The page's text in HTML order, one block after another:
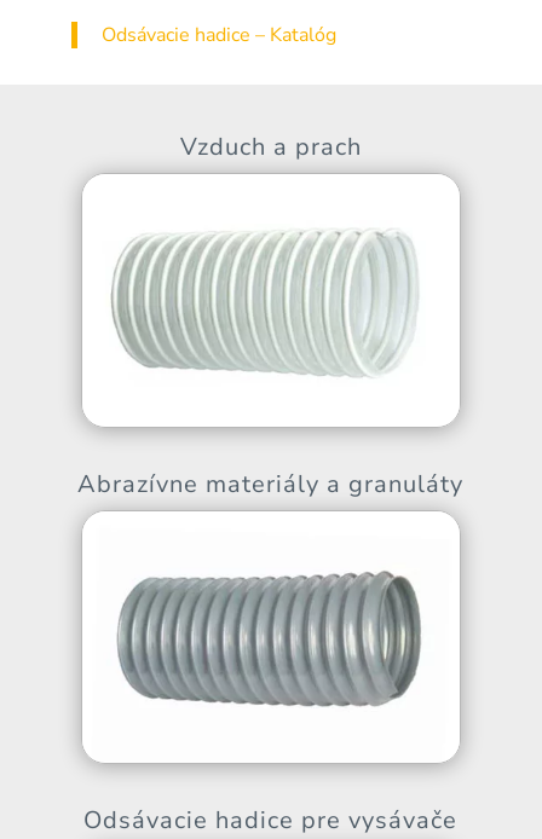
Odsávacie hadice – Katalóg
Vzduch a prach
Abrazívne materiály a granuláty
Odsávacie hadice pre vysávače